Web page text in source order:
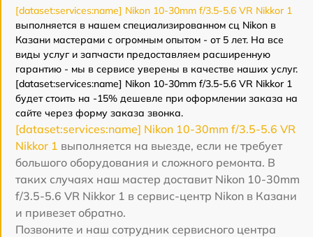
[dataset:services:name] Nikon 10-30mm f/3.5-5.6 VR Nikkor 1
выполняется в нашем специализированном сц Nikon в
Казани мастерами с огромным опытом - от 5 лет. На все
виды услуг и запчасти предоставляем расширенную
гарантию - мы в сервисе уверены в качестве наших услуг.
[dataset:services:name] Nikon 10-30mm f/3.5-5.6 VR Nikkor 1
будет стоить на -15% дешевле при оформлении заказа на
сайте через форму заказа звонка.
[dataset:services:name] Nikon 10-30mm f/3.5-5.6 VR
Nikkor 1 выполняется на выезде, если не требует
большого оборудования и сложного ремонта. В
таких случаях наш мастер доставит Nikon 10-30mm
f/3.5-5.6 VR Nikkor 1 в сервис-центр Nikon в Казани
и привезет обратно.
Позвоните и наш сотрудник сервисного центра